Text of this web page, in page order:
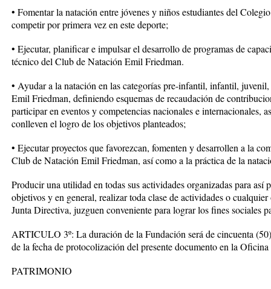
• Fomentar la natación entre jóvenes y niños estudiantes del
competir por primera vez en este deporte;
• Ejecutar, planificar e impulsar el desarrollo de programas de
técnico del Club de Natación Emil Friedman.
• Ayudar a la natación en las categorías pre-infantil, infantil,
Emil Friedman, definiendo esquemas de recaudación de
participar en eventos y competencias nacionales e internacionales,
conlleven el logro de los objetivos planteados;
• Ejecutar proyectos que favorezcan, fomenten y desarrollen a la
Club de Natación Emil Friedman, así como a la práctica de la
Producir una utilidad en todas sus actividades organizadas para así
objetivos y en general, realizar toda clase de actividades o
Junta Directiva, juzguen conveniente para lograr los fines sociales
ARTICULO 3º: La duración de la Fundación será de cincuenta
de la fecha de protocolización del presente documento en la
PATRIMONIO